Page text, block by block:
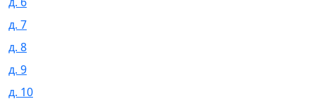
д. 7
д. 8
д. 9
д. 10